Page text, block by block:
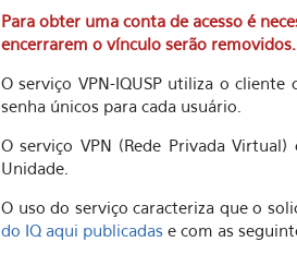
Para obter uma conta de acesso é
encerrarem o vínculo serão removidos.
O serviço VPN-IQUSP utiliza o
senha únicos para cada usuário.
O serviço VPN (Rede Privada
Unidade.
O uso do serviço caracteriza que o
do IQ aqui publicadas e com as